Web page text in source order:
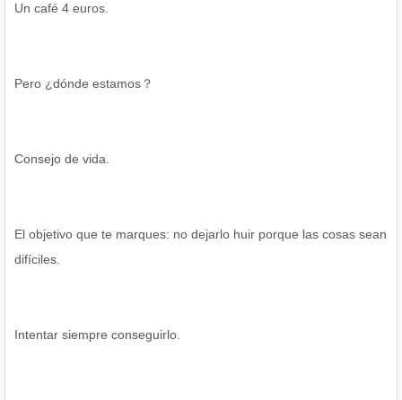
Un café 4 euros.
Pero ¿dónde estamos？
Consejo de vida.
El objetivo que te marques: no dejarlo huir porque las cosas sean
difíciles.
Intentar siempre conseguirlo.